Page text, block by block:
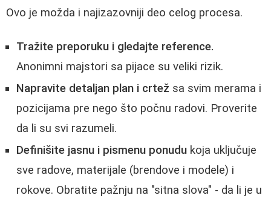
Ovo je možda i najizazovniji deo celog procesa.
Tražite preporuku i gledajte reference.
Anonimni majstori sa pijace su veliki rizik.
Napravite detaljan plan i crtež sa svim merama i
pozicijama pre nego što počnu radovi. Proverite
da li su svi razumeli.
Definišite jasnu i pismenu ponudu koja uključuje
sve radove, materijale (brendove i modele) i
rokove. Obratite pažnju na "sitna slova" - da li je u